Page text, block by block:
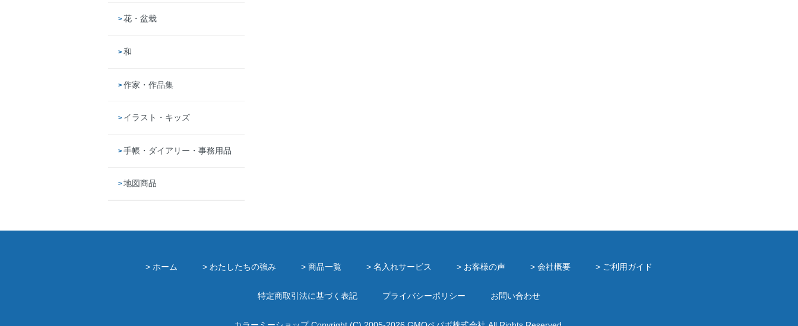
花・盆栽
和
作家・作品集
イラスト・キッズ
手帳・ダイアリー・事務用品
地図商品
> ホーム > わたしたちの強み > 商品一覧 > 名入れサービス > お客様の声 > 会社概要 > ご利用ガイド
特定商取引法に基づく表記 プライバシーポリシー お問い合わせ